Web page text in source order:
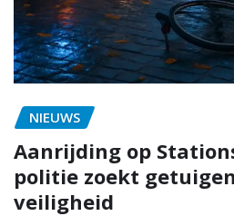
NIEUWS
Aanrijding op
politie zoekt
veiligheid